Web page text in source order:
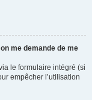
me demande de me
le formulaire intégré (si
empêcher l’utilisation